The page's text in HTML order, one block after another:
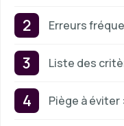
Erreurs
Liste des
Piège à éviter